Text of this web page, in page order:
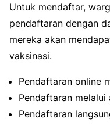
Untuk mendaftar,
pendaftaran dengan
mereka akan
vaksinasi.
Pendaftaran online
Pendaftaran
Pendaftaran